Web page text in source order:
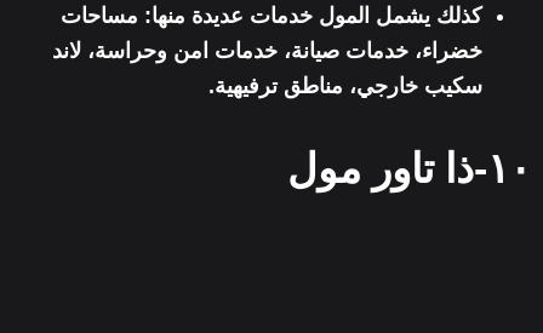
كذلك يشمل المول خدمات عديدة منها: مساحات
خضراء، خدمات صيانة، خدمات امن وحراسة، لاند
سكيب خارجي، مناطق ترفيهية.
١٠-ذا تاور مول